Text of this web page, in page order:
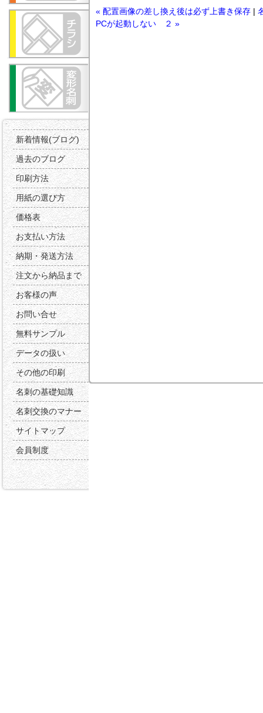
新着情報(ブログ)
過去のブログ
印刷方法
用紙の選び方
価格表
お支払い方法
納期・発送方法
注文から納品まで
お客様の声
お問い合せ
無料サンプル
データの扱い
その他の印刷
名刺の基礎知識
名刺交換のマナー
サイトマップ
会員制度
« 配置画像の差し換え後は必ず上書き保存 |
PCが起動しない ２ »